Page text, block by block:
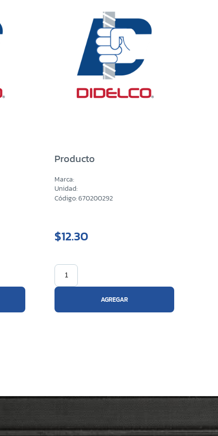
Producto
Marca:
Unidad:
Código: 670200292
$12.30
AGREGAR